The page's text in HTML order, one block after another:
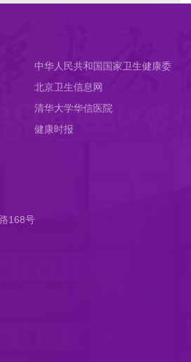
中华人民共和国国家卫生健康委
员会
北京卫生信息网
清华大学华信医院
健康时报
168号